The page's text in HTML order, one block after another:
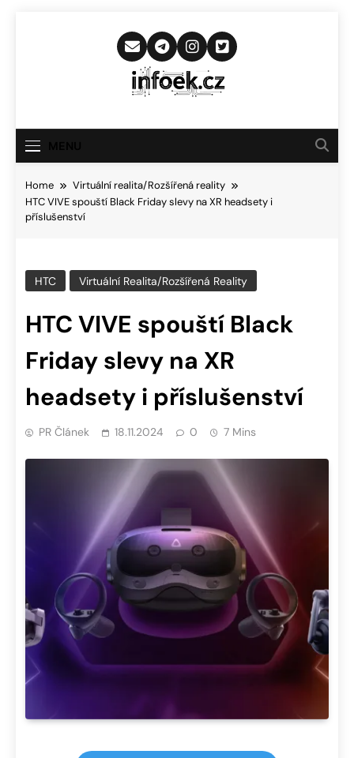
Infoek.cz
Novinkám
Home
Virtuální realita/Rozšířená reality
HTC VIVE spouští Black Friday slevy na XR headsety i
příslušenství
HTC Virtuální Realita/Rozšířená Reality
HTC VIVE spouští Black
Friday slevy na XR
headsety i příslušenství
PR Článek 18.11.2024 0 7 Mins